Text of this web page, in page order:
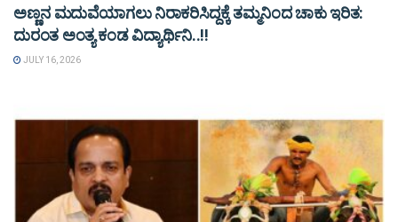
ಅಣ್ಣನ ಮದುವೆಯಾಗಲು ನಿರಾಕರಿಸಿದ್ದಕ್ಕೆ ತಮ್ಮನಿಂದ ಚಾಕು ಇರಿತ:
ದುರಂತ ಅಂತ್ಯ ಕಂಡ ವಿದ್ಯಾರ್ಥಿನಿ..!!
JULY 16, 2026